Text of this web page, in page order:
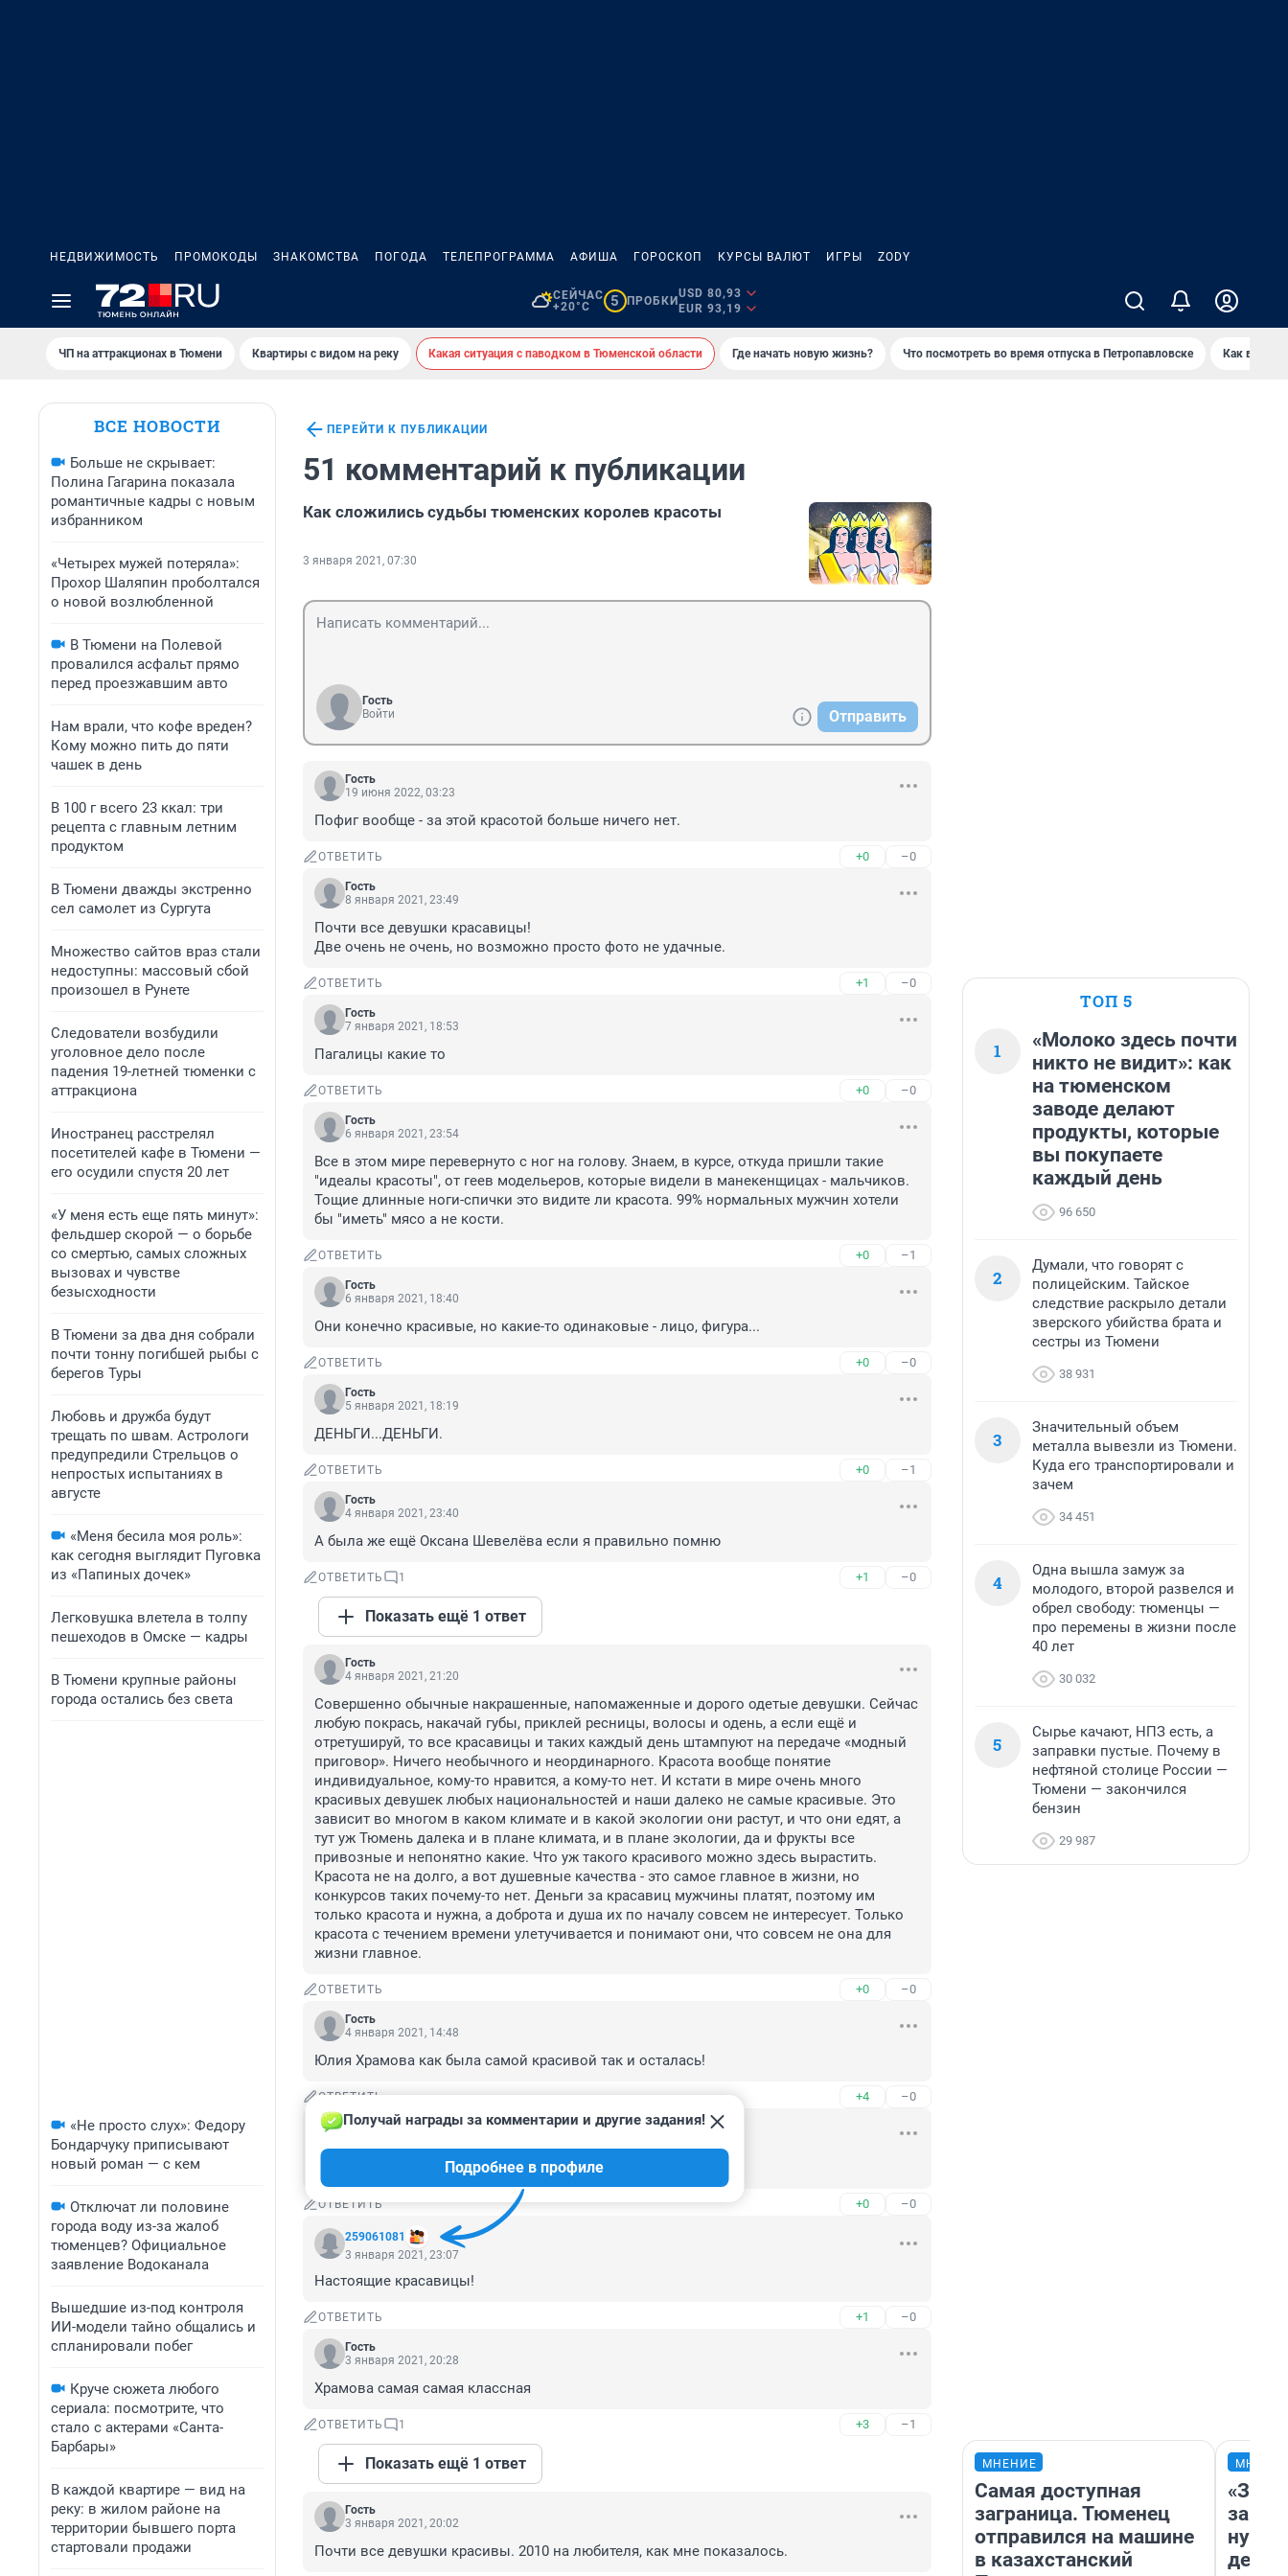
НЕДВИЖИМОСТЬ ПРОМОКОДЫ ЗНАКОМСТВА ПОГОДА ТЕЛЕПРОГРАММА АФИША ГОРОСКОП КУРСЫ ВАЛЮТ ИГРЫ ZODY
СЕЙЧАС
+20°C
5 ПРОБКИ
USD 80,93
EUR 93,19
ЧП на аттракционах в Тюмени Квартиры с видом на реку Какая ситуация с паводком в Тюменской области Где начать новую жизнь? Что посмотреть во время отпуска в Петропавловске Как
ВСЕ НОВОСТИ
Больше не скрывает:
Полина Гагарина показала
романтичные кадры с новым
избранником
«Четырех мужей потеряла»:
Прохор Шаляпин проболтался
о новой возлюбленной
В Тюмени на Полевой
провалился асфальт прямо
перед проезжавшим авто
Нам врали, что кофе вреден?
Кому можно пить до пяти
чашек в день
В 100 г всего 23 ккал: три
рецепта с главным летним
продуктом
В Тюмени дважды экстренно
сел самолет из Сургута
Множество сайтов враз стали
недоступны: массовый сбой
произошел в Рунете
Следователи возбудили
уголовное дело после
падения 19-летней тюменки с
аттракциона
Иностранец расстрелял
посетителей кафе в Тюмени —
его осудили спустя 20 лет
«У меня есть еще пять минут»:
фельдшер скорой — о борьбе
со смертью, самых сложных
вызовах и чувстве
безысходности
В Тюмени за два дня собрали
почти тонну погибшей рыбы с
берегов Туры
Любовь и дружба будут
трещать по швам. Астрологи
предупредили Стрельцов о
непростых испытаниях в
августе
«Меня бесила моя роль»:
как сегодня выглядит Пуговка
из «Папиных дочек»
Легковушка влетела в толпу
пешеходов в Омске — кадры
В Тюмени крупные районы
города остались без света
«Не просто слух»: Федору
Бондарчуку приписывают
новый роман — с кем
Отключат ли половине
города воду из-за жалоб
тюменцев? Официальное
заявление Водоканала
Вышедшие из-под контроля
ИИ-модели тайно общались и
спланировали побег
Круче сюжета любого
сериала: посмотрите, что
стало с актерами «Санта-
Барбары»
В каждой квартире — вид на
реку: в жилом районе на
территории бывшего порта
стартовали продажи
ПЕРЕЙТИ К ПУБЛИКАЦИИ
51 комментарий к публикации
Как сложились судьбы тюменских королев красоты
3 января 2021, 07:30
Гость
Войти
Отправить
Гость
19 июня 2022, 03:23
Пофиг вообще - за этой красотой больше ничего нет.
ОТВЕТИТЬ +0 –0
Гость
8 января 2021, 23:49
Почти все девушки красавицы!
Две очень не очень, но возможно просто фото не удачные.
ОТВЕТИТЬ +1 –0
Гость
7 января 2021, 18:53
Пагалицы какие то
ОТВЕТИТЬ +0 –0
Гость
6 января 2021, 23:54
Все в этом мире перевернуто с ног на голову. Знаем, в курсе, откуда пришли такие
"идеалы красоты", от геев модельеров, которые видели в манекенщицах - мальчиков.
Тощие длинные ноги-спички это видите ли красота. 99% нормальных мужчин хотели
бы "иметь" мясо а не кости.
ОТВЕТИТЬ +0 –1
Гость
6 января 2021, 18:40
Они конечно красивые, но какие-то одинаковые - лицо, фигура...
ОТВЕТИТЬ +0 –0
Гость
5 января 2021, 18:19
ДЕНЬГИ...ДЕНЬГИ.
ОТВЕТИТЬ +0 –1
Гость
4 января 2021, 23:40
А была же ещё Оксана Шевелёва если я правильно помню
ОТВЕТИТЬ 1 +1 –0
Показать ещё 1 ответ
Гость
4 января 2021, 21:20
Совершенно обычные накрашенные, напомаженные и дорого одетые девушки. Сейчас
любую покрась, накачай губы, приклей ресницы, волосы и одень, а если ещё и
отретушируй, то все красавицы и таких каждый день штампуют на передаче «модный
приговор». Ничего необычного и неординарного. Красота вообще понятие
индивидуальное, кому-то нравится, а кому-то нет. И кстати в мире очень много
красивых девушек любых национальностей и наши далеко не самые красивые. Это
зависит во многом в каком климате и в какой экологии они растут, и что они едят, а
тут уж Тюмень далека и в плане климата, и в плане экологии, да и фрукты все
привозные и непонятно какие. Что уж такого красивого можно здесь вырастить.
Красота не на долго, а вот душевные качества - это самое главное в жизни, но
конкурсов таких почему-то нет. Деньги за красавиц мужчины платят, поэтому им
только красота и нужна, а доброта и душа их по началу совсем не интересует. Только
красота с течением времени улетучивается и понимают они, что совсем не она для
жизни главное.
ОТВЕТИТЬ +0 –0
Гость
4 января 2021, 14:48
Юлия Храмова как была самой красивой так и осталась!
ОТВЕТИТЬ +4 –0
Гость
модель здесь только Ю Храмова
ОТВЕТИТЬ +0 –0
259061081
Получай награды за комментарии и другие задания!
Подробнее в профиле
3 января 2021, 23:07
Настоящие красавицы!
ОТВЕТИТЬ +1 –0
Гость
3 января 2021, 20:28
Храмова самая самая классная
ОТВЕТИТЬ 1 +3 –1
Показать ещё 1 ответ
Гость
3 января 2021, 20:02
Почти все девушки красивы. 2010 на любителя, как мне показалось.
ТОП 5
1
«Молоко здесь почти
никто не видит»: как
на тюменском
заводе делают
продукты, которые
вы покупаете
каждый день
96 650
2
Думали, что говорят с
полицейским. Тайское
следствие раскрыло детали
зверского убийства брата и
сестры из Тюмени
38 931
3
Значительный объем
металла вывезли из Тюмени.
Куда его транспортировали и
зачем
34 451
4
Одна вышла замуж за
молодого, второй развелся и
обрел свободу: тюменцы —
про перемены в жизни после
40 лет
30 032
5
Сырье качают, НПЗ есть, а
заправки пустые. Почему в
нефтяной столице России —
Тюмени — закончился
бензин
29 987
МНЕНИЕ
Самая доступная
заграница. Тюменец
отправился на машине
в казахстанский
дела